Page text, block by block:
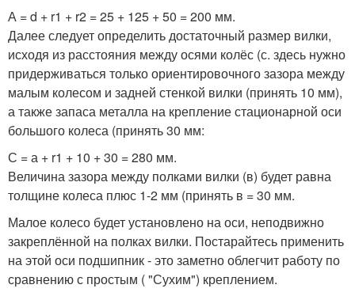
А = d + r1 + r2 = 25 + 125 + 50 = 200 мм.
Далее следует определить достаточный размер вилки,
исходя из расстояния между осями колёс (с. здесь нужно
придерживаться только ориентировочного зазора между
малым колесом и задней стенкой вилки (принять 10 мм),
а также запаса металла на крепление стационарной оси
большого колеса (принять 30 мм:
С = а + r1 + 10 + 30 = 280 мм.
Величина зазора между полками вилки (в) будет равна
толщине колеса плюс 1-2 мм (принять в = 30 мм.
Малое колесо будет установлено на оси, неподвижно
закреплённой на полках вилки. Постарайтесь применить
на этой оси подшипник - это заметно облегчит работу по
сравнению с простым ( "Сухим") креплением.